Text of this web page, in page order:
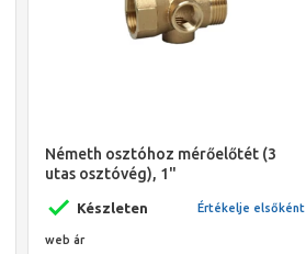
Németh osztóhoz mérőelőtét (3
utas osztóvég), 1"
Készleten Értékelje elsőként
web ár